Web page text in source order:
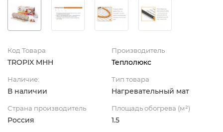
Код Товара
TROPIX МНН
Производитель
Теплолюкс
Наличие:
В наличии
Тип товара
Нагревательный мат
Страна производитель
Россия
Площадь обогрева (м²)
1.5